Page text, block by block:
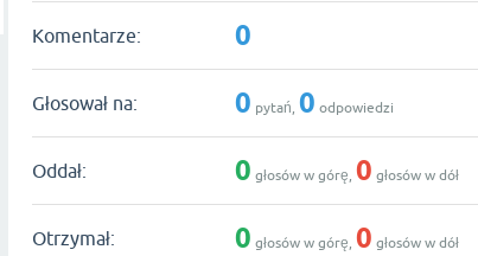
Komentarze: 0
Głosował na: 0 pytań,0 odpowiedzi
Oddał: 0 głosów w górę,0 głosów w dół
Otrzymał: 0 głosów w górę,0 głosów w dół